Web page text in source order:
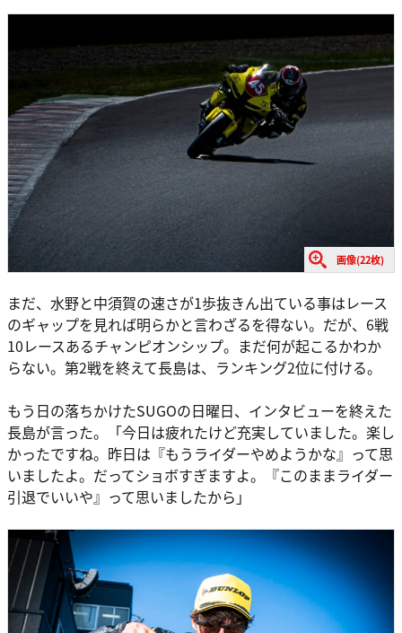
画像(22枚)
まだ、水野と中須賀の速さが1歩抜きん出ている事はレース
のギャップを見れば明らかと言わざるを得ない。だが、6戦
10レースあるチャンピオンシップ。まだ何が起こるかわか
らない。第2戦を終えて長島は、ランキング2位に付ける。
もう日の落ちかけたSUGOの日曜日、インタビューを終えた
長島が言った。「今日は疲れたけど充実していました。楽し
かったですね。昨日は『もうライダーやめようかな』って思
いましたよ。だってショボすぎますよ。『このままライダー
引退でいいや』って思いましたから」